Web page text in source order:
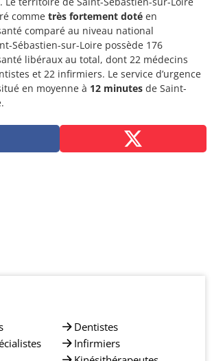
comme très fortement doté en
comparé au niveau national
Sébastien-sur-Loire possède 176
libéraux au total, dont 22 médecins
et 22 infirmiers. Le service d’urgence
en moyenne à 12 minutes de Saint-
Dentistes
Infirmiers